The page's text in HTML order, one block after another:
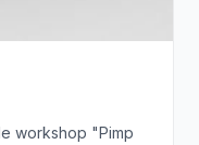
workshop "Pimp